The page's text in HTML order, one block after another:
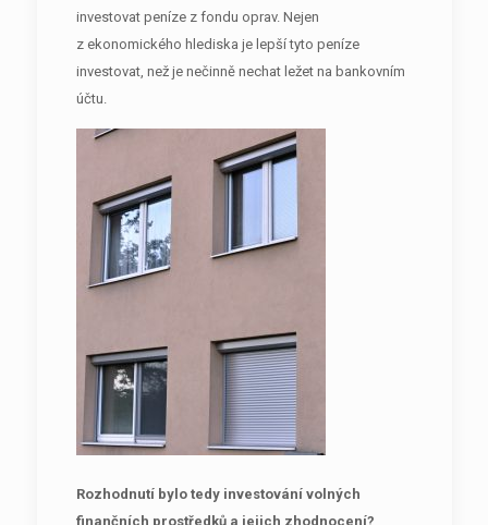
investovat peníze z fondu oprav. Nejen
z ekonomického hlediska je lepší tyto peníze
investovat, než je nečinně nechat ležet na bankovním
účtu.
Rozhodnutí bylo tedy investování volných
finančních prostředků a jejich zhodnocení?